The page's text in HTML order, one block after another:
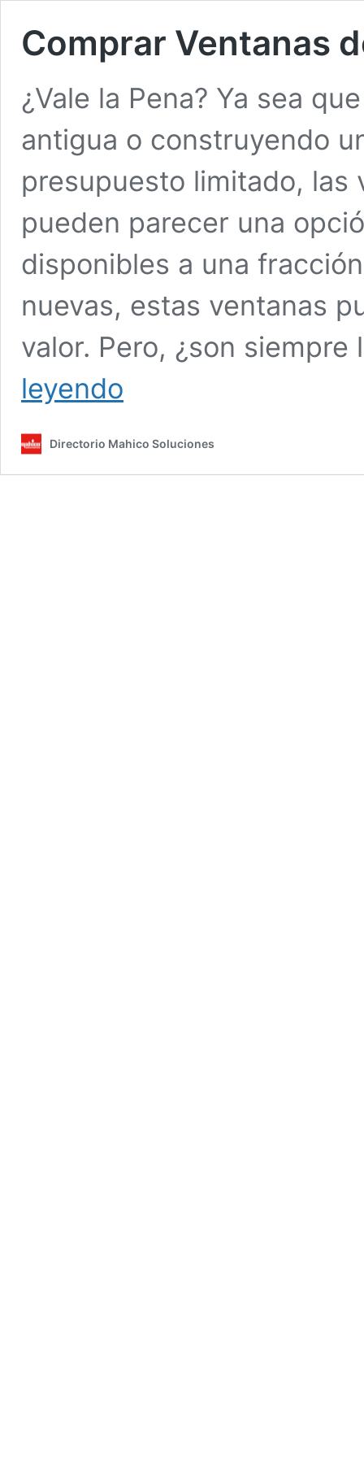
Comprar Ventanas
¿Vale la Pena? Ya sea
antigua o construyendo
presupuesto limitado, las
pueden parecer una
disponibles a una
nuevas, estas ventanas
valor. Pero, ¿son
leyendo
Mano
Directorio Mahico Soluciones